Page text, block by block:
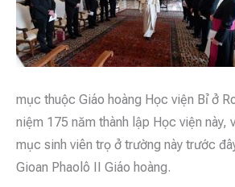
mục thuộc Giáo hoàng Học viện Bỉ ở
niệm 175 năm thành lập Học viện này,
mục sinh viên trọ ở trường này trước
Gioan Phaolô II Giáo hoàng.